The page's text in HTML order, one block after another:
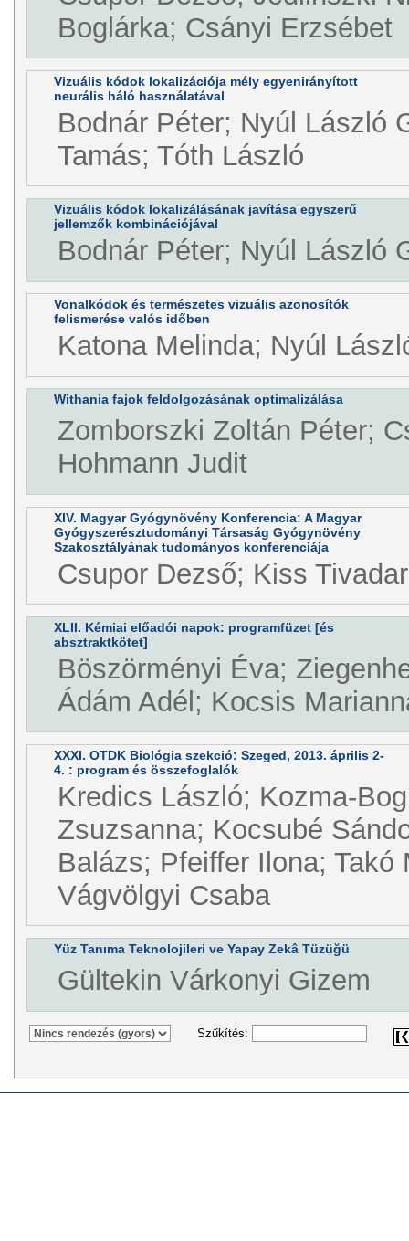
Boglárka; Csányi Erzsébet
Vizuális kódok lokalizációja mély egyenirányított
neurális háló használatával
Bodnár Péter; Nyúl László
Tamás; Tóth László
Vizuális kódok lokalizálásának javítása egyszerű
jellemzők kombinációjával
Bodnár Péter; Nyúl László
Vonalkódok és természetes vizuális azonosítók
felismerése valós időben
Katona Melinda; Nyúl
Withania fajok feldolgozásának optimalizálása
Zomborszki Zoltán Péter;
Hohmann Judit
XIV. Magyar Gyógynövény Konferencia: A Magyar
Gyógyszerésztudományi Társaság Gyógynövény
Szakosztályának tudományos konferenciája
Csupor Dezső; Kiss
XLII. Kémiai előadói napok: programfüzet [és
absztraktkötet]
Böszörményi Éva;
Ádám Adél; Kocsis
XXXI. OTDK Biológia szekció: Szeged, 2013. április 2-
4. : program és összefoglalók
Kredics László; Kozma-
Zsuzsanna; Kocsubé
Balázs; Pfeiffer Ilona; Takó
Vágvölgyi Csaba
Yüz Tanıma Teknolojileri ve Yapay Zekâ Tüzüğü
Gültekin Várkonyi Gizem
Szűkítés: